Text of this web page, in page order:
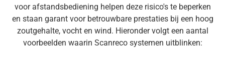
voor afstandsbediening helpen deze risico's te beperken
en staan garant voor betrouwbare prestaties bij een hoog
zoutgehalte, vocht en wind. Hieronder volgt een aantal
voorbeelden waarin Scanrecosystemen uitblinken: